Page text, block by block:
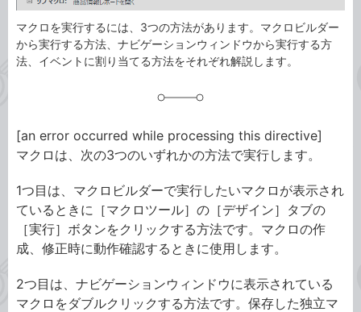
マクロを実行するには、3つの方法があります。マクロビルダー
から実行する方法、ナビゲーションウィンドウから実行する方
法、イベントに割り当てる方法をそれぞれ解説します。
[an error occurred while processing this directive]
マクロは、次の3つのいずれかの方法で実行します。
1つ目は、マクロビルダーで実行したいマクロが表示され
ているときに［マクロツール］の［デザイン］タブの
［実行］ボタンをクリックする方法です。マクロの作
成、修正時に動作確認するときに使用します。
2つ目は、ナビゲーションウィンドウに表示されている
マクロをダブルクリックする方法です。保存した独立マ